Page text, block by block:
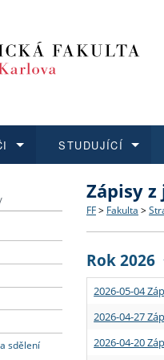
Struktura
Strategie
Podpora
Co
Učitelské
STUDUJÍCÍ
Rigorózní
O vědě a
Granty a
Aktuální
sdělení
Zápisy
FF > Fakulta >
Rok 2026
2026-05-04
2026-04-27
2026-04-20